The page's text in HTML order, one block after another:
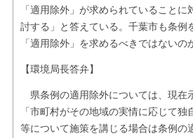
「適用除外」が求められていることに
討する」と答えている。千葉市も条例
「適用除外」を求めるべきではないの
【環境局長答弁】
県条例の適用除外については、現在
「市町村がその地域の実情に応じて独
等について施策を講じる場合は条例の